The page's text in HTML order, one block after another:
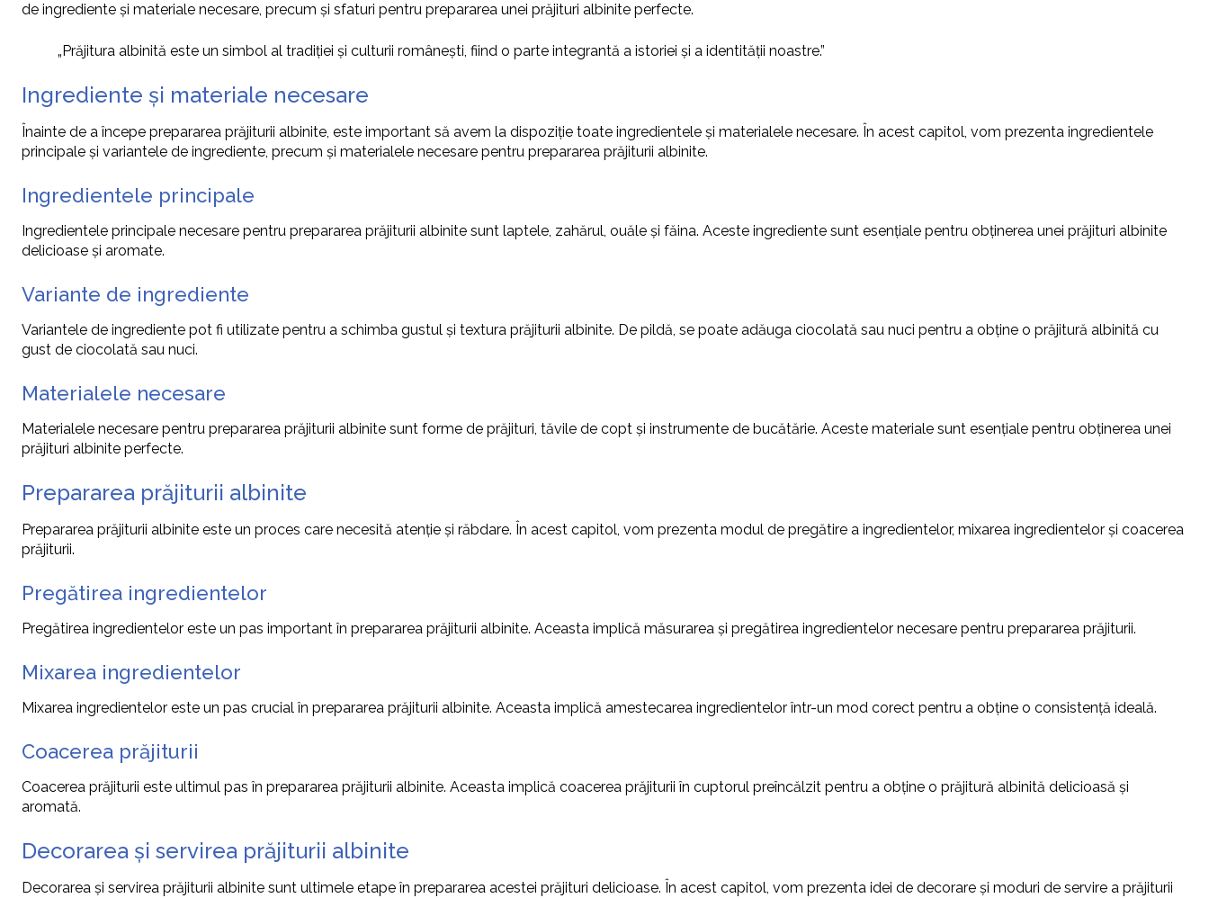
de ingrediente și materiale necesare, precum și sfaturi pentru prepararea unei prăjituri albinite perfecte.
„Prăjitura albinită este un simbol al tradiției și culturii românești, fiind o parte integrantă a istoriei și a identității noastre.”
Ingrediente și materiale necesare
Înainte de a începe prepararea prăjiturii albinite, este important să avem la dispoziție toate ingredientele și materialele necesare. În acest capitol, vom prezenta ingredientele
principale și variantele de ingrediente, precum și materialele necesare pentru prepararea prăjiturii albinite.
Ingredientele principale
Ingredientele principale necesare pentru prepararea prăjiturii albinite sunt laptele, zahărul, ouăle și făina. Aceste ingrediente sunt esențiale pentru obținerea unei prăjituri albinite
delicioase și aromate.
Variante de ingrediente
Variantele de ingrediente pot fi utilizate pentru a schimba gustul și textura prăjiturii albinite. De pildă, se poate adăuga ciocolată sau nuci pentru a obține o prăjitură albinită cu
gust de ciocolată sau nuci.
Materialele necesare
Materialele necesare pentru prepararea prăjiturii albinite sunt forme de prăjituri, tăvile de copt și instrumente de bucătărie. Aceste materiale sunt esențiale pentru obținerea unei
prăjituri albinite perfecte.
Prepararea prăjiturii albinite
Prepararea prăjiturii albinite este un proces care necesită atenție și răbdare. În acest capitol, vom prezenta modul de pregătire a ingredientelor, mixarea ingredientelor și coacerea
prăjiturii.
Pregătirea ingredientelor
Pregătirea ingredientelor este un pas important în prepararea prăjiturii albinite. Aceasta implică măsurarea și pregătirea ingredientelor necesare pentru prepararea prăjiturii.
Mixarea ingredientelor
Mixarea ingredientelor este un pas crucial în prepararea prăjiturii albinite. Aceasta implică amestecarea ingredientelor într-un mod corect pentru a obține o consistență ideală.
Coacerea prăjiturii
Coacerea prăjiturii este ultimul pas în prepararea prăjiturii albinite. Aceasta implică coacerea prăjiturii în cuptorul preîncălzit pentru a obține o prăjitură albinită delicioasă și
aromată.
Decorarea și servirea prăjiturii albinite
Decorarea și servirea prăjiturii albinite sunt ultimele etape în prepararea acestei prăjituri delicioase. În acest capitol, vom prezenta idei de decorare și moduri de servire a prăjiturii